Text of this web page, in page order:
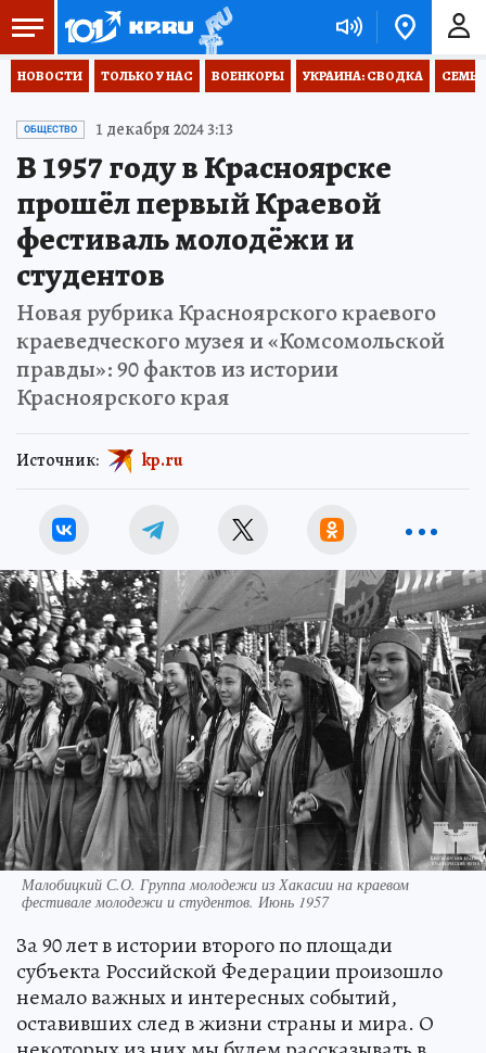
НОВОСТИ ТОЛЬКО У НАС ВОЕНКОРЫ УКРАИНА: СВОДКА
ОБЩЕСТВО 1 декабря 2024 3:13
В 1957 году в Красноярске
прошёл первый Краевой
фестиваль молодёжи и
студентов
Новая рубрика Красноярского краевого
краеведческого музея и «Комсомольской
правды»: 90 фактов из истории
Красноярского края
Источник: kp.ru
Малобицкий С.О. Группа молодежи из Хакасии на краевом
фестивале молодежи и студентов. Июнь 1957
За 90 лет в истории второго по площади
субъекта Российской Федерации произошло
немало важных и интересных событий,
оставивших след в жизни страны и мира. О